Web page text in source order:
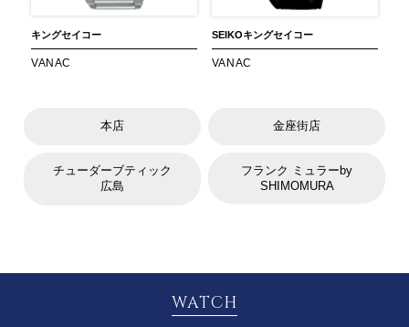
キングセイコー
VANAC
SEIKOキングセイコー
VANAC
本店 金座街店
チューダーブティック
広島
フランク ミュラーby
SHIMOMURA
WATCH